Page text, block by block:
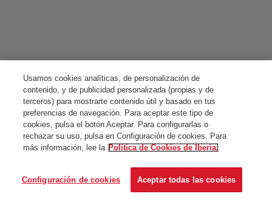
Usamos cookies analíticas, de personalización de
contenido, y de publicidad personalizada (propias y de
terceros) para mostrarte contenido útil y basado en tus
preferencias de navegación. Para aceptar este tipo de
cookies, pulsa el botón Aceptar. Para configurarlas o
rechazar su uso, pulsa en Configuración de cookies. Para
más información, lee la Política de Cookies de Iberia.
Configuración de cookies Aceptar todas las cookies